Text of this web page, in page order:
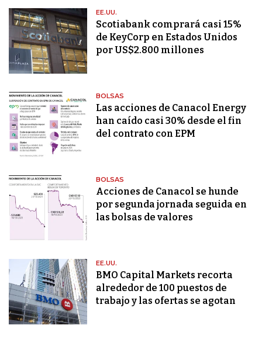
EE.UU.
Scotiabank comprará casi 15%
de KeyCorp en Estados Unidos
por US$2.800 millones
BOLSAS
Las acciones de Canacol Energy
han caído casi 30% desde el fin
del contrato con EPM
BOLSAS
Acciones de Canacol se hunde
por segunda jornada seguida en
las bolsas de valores
EE.UU.
BMO Capital Markets recorta
alrededor de 100 puestos de
trabajo y las ofertas se agotan